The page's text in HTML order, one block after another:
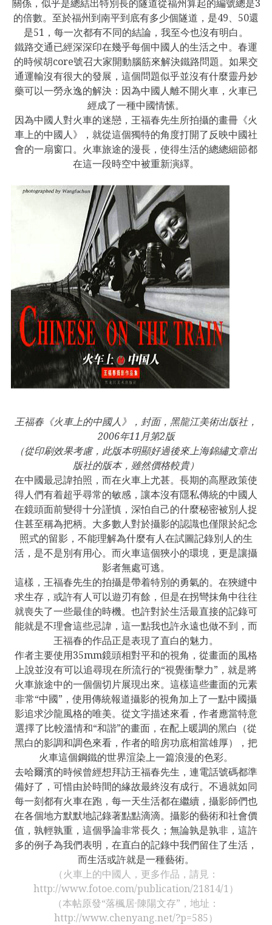
關係，似乎是總結出特別長的隧道從福州算起的編號總是3
的倍數。至於福州到南平到底有多少個隧道，是49、50還
是51，每一次都有不同的結論，我至今也沒有明白。
鐵路交通已經深深印在幾乎每個中國人的生活之中。春運
的時候胡core號召大家開動腦筋來解決鐵路問題。如果交
通運輸沒有很大的發展，這個問題似乎並沒有什麼靈丹妙
藥可以一勞永逸的解決：因為中國人離不開火車，火車已
經成了一種中國情愫。
因為中國人對火車的迷戀，王福春先生所拍攝的畫冊《火
車上的中國人》，就從這個獨特的角度打開了反映中國社
會的一扇窗口。火車旅途的漫長，使得生活的總總細節都
在這一段時空中被重新演繹。
王福春《火車上的中國人》，封面，黑龍江美術出版社，
2006年11月第2版
（從印刷效果考慮，此版本明顯好過後來上海錦繡文章出
版社的版本，雖然價格較貴）
在中國最忌諱拍照，而在火車上尤甚。長期的高壓政策使
得人們有着超乎尋常的敏感，讓本沒有隱私傳統的中國人
在鏡頭面前變得十分謹慎，深怕自己的什麼秘密被別人捉
住甚至稱為把柄。大多數人對於攝影的認識也僅限於紀念
照式的留影，不能理解為什麼有人在試圖記錄別人的生
活，是不是別有用心。而火車這個狹小的環境，更是讓攝
影者無處可逃。
這樣，王福春先生的拍攝是帶着特別的勇氣的。在狹縫中
求生存，或許有人可以遊刃有餘，但是在拐彎抹角中往往
就喪失了一些最佳的時機。也許對於生活最直接的記錄可
能就是不理會這些忌諱，這一點我也許永遠也做不到，而
王福春的作品正是表現了直白的魅力。
作者主要使用35mm鏡頭相對平和的視角，從畫面的風格
上說並沒有可以追尋現在所流行的“視覺衝擊力”，就是將
火車旅途中的一個個切片展現出來。這樣這些畫面的元素
非常“中國”，使用傳統報道攝影的視角加上了一點中國攝
影追求沙龍風格的唯美。從文字描述來看，作者應當特意
選擇了比較溫情和“和諧”的畫面，在配上暖調的黑白（從
黑白的影調和調色來看，作者的暗房功底相當雄厚），把
火車這個鋼鐵的世界渲染上一篇浪漫的色彩。
去哈爾濱的時候曾經想拜訪王福春先生，連電話號碼都準
備好了，可惜由於時間的緣故最終沒有成行。不過就如同
每一刻都有火車在跑，每一天生活都在繼續，攝影師們也
在各個地方默默地記錄著點點滴滴。攝影的藝術和社會價
值，孰輕孰重，這個爭論非常長久；無論孰是孰非，這許
多的例子為我們表明，在直白的記錄中我們留住了生活，
而生活或許就是一種藝術。
（火車上的中國人，更多作品，請見：
http://www.fotoe.com/publication/21814/1）
（本帖原發“落楓居·陳陽文存”，地址：
http://www.chenyang.net/?p=585）